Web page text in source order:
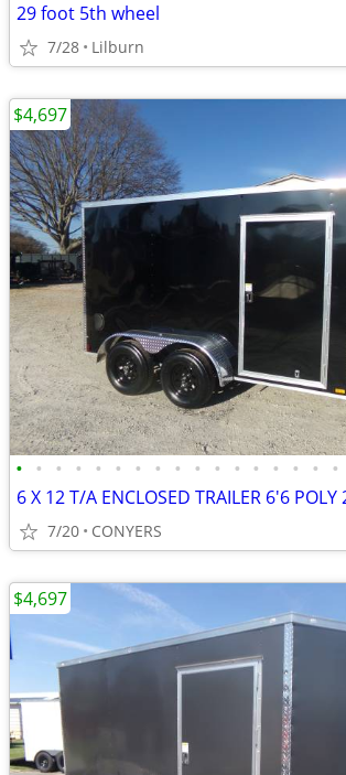
29 foot 5th wheel
7/28 Lilburn
• • • • • • • • • • • • • • • • •
6 X 12 T/A ENCLOSED TRAILER 6'6 POLY
7/20 CONYERS
$4,697
$4,697